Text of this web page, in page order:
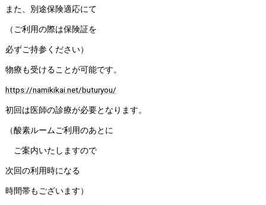
また、別途保険適応にて
（ご利用の際は保険証を
必ずご持参ください）
物療も受けることが可能です。
https://namikikai.net/buturyou/
初回は医師の診療が必要となります。
（酸素ルームご利用のあとに
ご案内いたしますので
次回の利用時になる
時間帯もございます）